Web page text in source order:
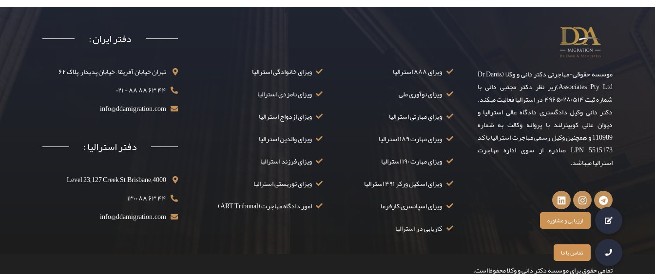
موسسه حقوقی-مهاجرتی دکتر دانی و وکلا (Dr Dani&
Associates Pty Ltd)زیر نظر دکتر مجتبی دانی با
شماره ثبت ۴۹۶۵۰۲۸۰۵۱۴ در استرالیا فعالیت میکند.
دکتر دانی وکیل دادگستری دادگاه عالی استرالیا و
دیوان عالی کویینزلند با پروانه وکالت به شماره
110989 و همچنین وکیل رسمی مهاجرت استرالیا با کد
LPN 5515173 صادره از سوی اداره مهاجرت
استرالیا میباشد.
ویزای ۸۸۸ استرالیا
ویزای نوآوری ملی
ویزای مهارتی استرالیا
ویزای مهارت ۱۸۹ استرالیا
ویزای مهارت ۱۹۰ استرالیا
ویزای اسکیل ورکر ۴۹۱ استرالیا
ویزای اسپانسری کارفرما
کاریابی در استرالیا
ویزای خانوادگی استرالیا
ویزای نامزدی استرالیا
ویزای ازدواج استرالیا
ویزای والدین استرالیا
ویزای فرزند استرالیا
ویزای توریستی استرالیا
امور دادگاه مهاجرت (ART Tribunal)
دفتر ایران :
تهران خیابان آفریقا – خیابان پدیدار– پلاک ۶۲
۴۴ ۶۳ ۸۸ ۸۸ - ۰۲۱
info@ddamigration.com
دفتر استرالیا :
Level 23, 127 Creek St, Brisbane, 4000
۴۴ ۶۳ ۸۸ ۱۳۰۰
info@ddamigration.com
تمامی حقوق برای موسسه دکتر دانی و وکلا محفوظ است.